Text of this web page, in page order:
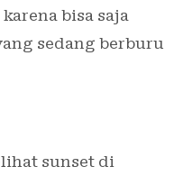
bisa saja
sedang berburu
sunset di